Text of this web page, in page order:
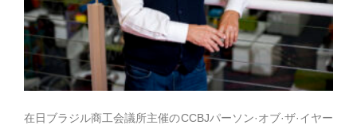
在日ブラジル商工会議所主催のCCBJパーソン·オブ·ザ·イヤー